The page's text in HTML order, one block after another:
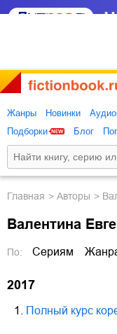
Жанры Новинки
Подборки
Блог
Главная Авторы
Валентина
По: Сериям
2017
1. Полный курс